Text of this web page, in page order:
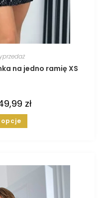
na jedno ramię XS
zł